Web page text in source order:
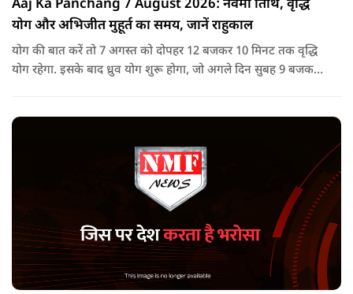
Aaj Ka Panchang 7 August 2026: नवमी तिथि, वृद्धि
योग और अभिजीत मुहूर्त का समय, जानें राहुकाल
योग की बात करें तो 7 अगस्त को दोपहर 12 बजकर 10 मिनट तक वृद्धि
योग रहेगा. इसके बाद ध्रुव योग शुरू होगा, जो अगले दिन सुबह 9 बजकर